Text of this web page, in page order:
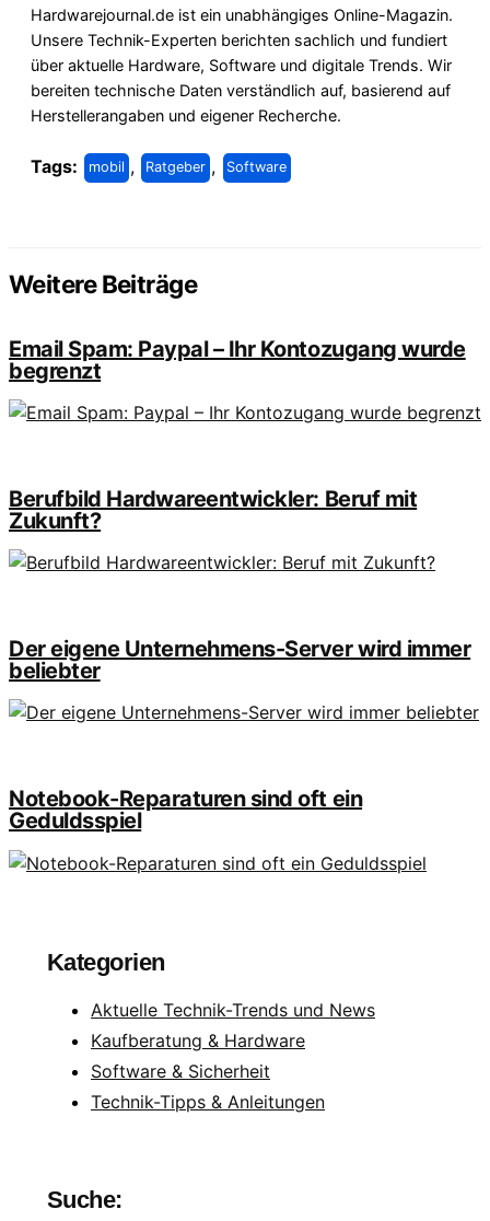
Hardwarejournal.de ist ein unabhängiges Online-Magazin.
Unsere Technik-Experten berichten sachlich und fundiert
über aktuelle Hardware, Software und digitale Trends. Wir
bereiten technische Daten verständlich auf, basierend auf
Herstellerangaben und eigener Recherche.
Tags: mobil , Ratgeber , Software
Weitere Beiträge
Email Spam: Paypal – Ihr Kontozugang wurde
begrenzt
Berufbild Hardwareentwickler: Beruf mit
Zukunft?
Der eigene Unternehmens-Server wird immer
beliebter
Notebook-Reparaturen sind oft ein
Geduldsspiel
Kategorien
Aktuelle Technik-Trends und News
Kaufberatung & Hardware
Software & Sicherheit
Technik-Tipps & Anleitungen
Suche: